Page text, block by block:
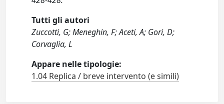
Tutti gli autori
Zuccotti, G; Meneghin, F; Aceti, A; Gori, D;
Corvaglia, L
Appare nelle tipologie:
1.04 Replica / breve intervento (e simili)